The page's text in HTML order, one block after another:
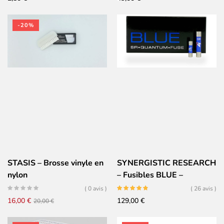
-20%
STASIS – Brosse vinyle en
nylon
( 0 avis )
20,00€Le
16,00 €
Le
SYNERGISTIC RESEARCH
– Fusibles BLUE –
5x20mm
( 26 avis )
129,00 €